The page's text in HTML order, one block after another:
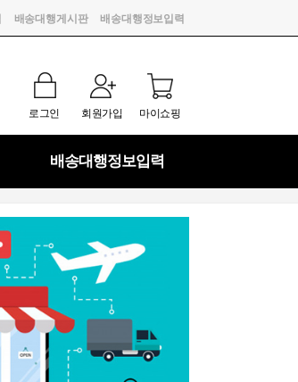
배송대행게시판 배송대행정보입력
로그인 회원가입 마이쇼핑
배송대행정보입력